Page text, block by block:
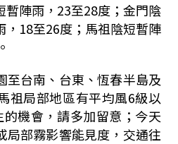
暫陣雨，23至28度；金門陰
，18至26度；馬祖陰短暫陣
至台南、台東、恆春半島及
祖局部地區有平均風6級以
的機會，請多加留意；今天
局部霧影響能見度，交通往